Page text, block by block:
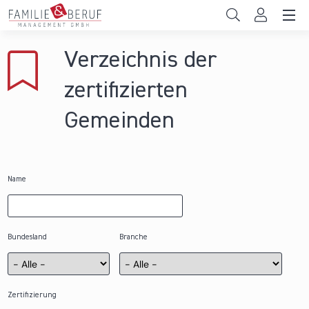
Direkt zum Inhalt
Gemeinden
Hochschulen
Verzeichnis der
zertifizierten
Gemeinden
Name
Bundesland Branche
Zertifizierung